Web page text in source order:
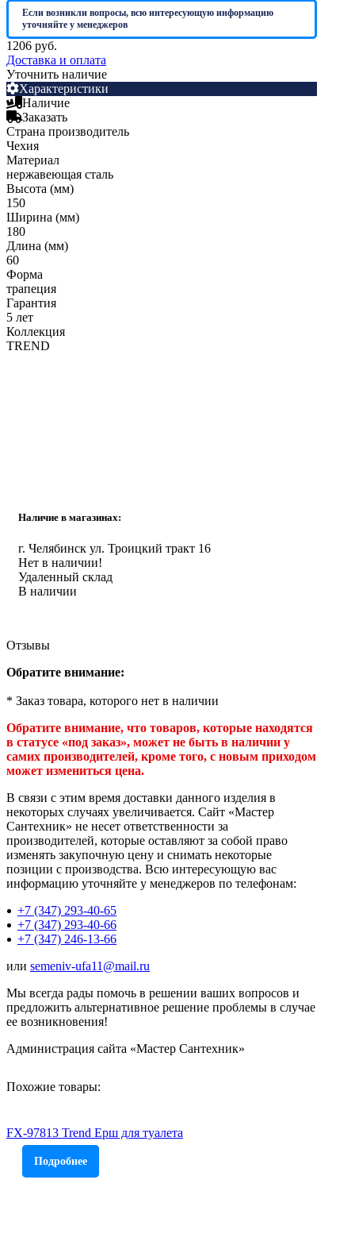
Если возникли вопросы, всю интересующую информацию
уточняйте у менеджеров
1206 руб.
Доставка и оплата
Уточнить наличие
Характеристики
Наличие
Заказать
Страна производитель
Чехия
Материал
нержавеющая сталь
Высота (мм)
150
Ширина (мм)
180
Длина (мм)
60
Форма
трапеция
Гарантия
5 лет
Коллекция
TREND
Наличие в магазинах:
г. Челябинск ул. Троицкий тракт 16
Нет в наличии!
Удаленный склад
В наличии
Отзывы
Обратите внимание:
* Заказ товара, которого нет в наличии
Обратите внимание, что товаров, которые находятся
в статусе «под заказ», может не быть в наличии у
самих производителей, кроме того, с новым приходом
может измениться цена.
В связи с этим время доставки данного изделия в
некоторых случаях увеличивается. Сайт «Мастер
Сантехник» не несет ответственности за
производителей, которые оставляют за собой право
изменять закупочную цену и снимать некоторые
позиции с производства. Всю интересующую вас
информацию уточняйте у менеджеров по телефонам:
+7 (347) 293-40-65
+7 (347) 293-40-66
+7 (347) 246-13-66
или semeniv-ufa11@mail.ru
Мы всегда рады помочь в решении ваших вопросов и
предложить альтернативное решение проблемы в случае
ее возникновения!
Администрация сайта «Мастер Сантехник»
Похожие товары:
FX-97813 Trend Ерш для туалета
Подробнее